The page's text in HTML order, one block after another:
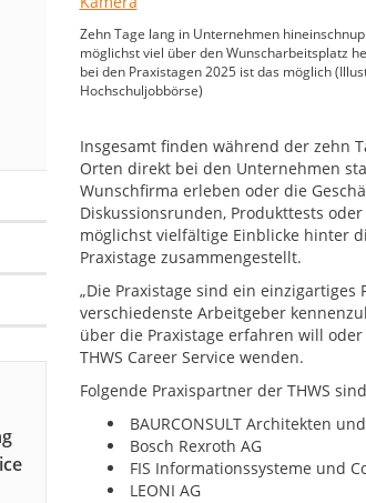
Zehn Tage lang in Unternehmen
möglichst viel über den Wunscharbeitsplatz
bei den Praxistagen 2025 ist das möglich
Hochschuljobbörse)
Insgesamt finden während der zehn
Orten direkt bei den Unternehmen
Wunschfirma erleben oder die
Diskussionsrunden, Produkttests
möglichst vielfältige Einblicke hinter
Praxistage zusammengestellt.
„Die Praxistage sind ein einzigartiges
verschiedenste Arbeitgeber
über die Praxistage erfahren will
THWS Career Service wenden.
Folgende Praxispartner der THWS
BAURCONSULT Architekten
Bosch Rexroth AG
FIS Informationssysteme und
LEONI AG